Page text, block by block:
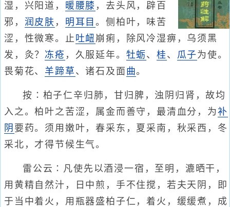
湿，兴阳道， 暖腰膝 ，去头风，辟百
邪， 润皮肤 ， 明耳目。侧柏叶，味苦
涩，性微寒。止 吐衄 崩痢，除风冷湿痹，乌须黑
发，灸？冻疮 ，久服延年。 牡蛎、桂 、 瓜子为使。
畏菊花、 羊蹄草 、诸石及面 曲。
按∶柏子仁辛归肺，甘归脾，浊阴归肾，故均
入之。柏叶之苦涩，属金而善守，最清血分，为补
阴 要药。须用嫩叶，春采东，夏采南，秋采西，冬
采北，才得节候生气。
雷公云∶凡使先以酒浸一宿，至明，漉晒干，
用黄精自然汁，日中煎，手不住搅，若夫天阴，即
于当中着火，用瓶器盛柏子仁，着火，缓缓煮，成